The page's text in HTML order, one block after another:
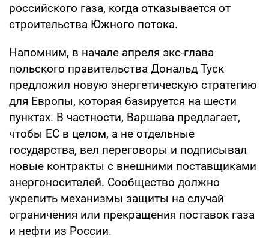
российского газа, когда отказывается от
строительства Южного потока.
Напомним, в начале апреля экс-глава
польского правительства Дональд Туск
предложил новую энергетическую стратегию
для Европы, которая базируется на шести
пунктах. В частности, Варшава предлагает,
чтобы ЕС в целом, а не отдельные
государства, вел переговоры и подписывал
новые контракты с внешними поставщиками
энергоносителей. Сообщество должно
укрепить механизмы защиты на случай
ограничения или прекращения поставок газа
и нефти из России.